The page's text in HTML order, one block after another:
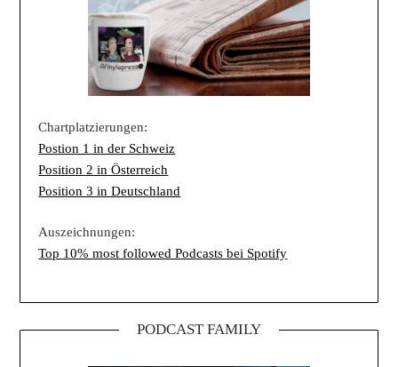
Chartplatzierungen:
Postion 1 in der Schweiz
Position 2 in Österreich
Position 3 in Deutschland
Auszeichnungen:
Top 10% most followed Podcasts bei Spotify
PODCAST FAMILY